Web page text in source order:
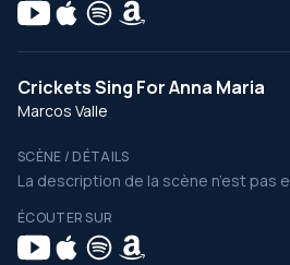
Crickets Sing For Anna Maria
Marcos Valle
SCÈNE / DÉTAILS
La description de la scène n’est pas
ÉCOUTER SUR